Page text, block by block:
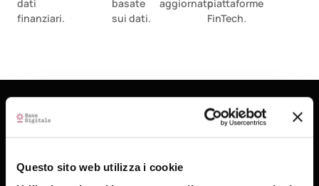
Questo sito web utilizza i cookie
dati
finanziari.
basate
sui dati.
aggiornato.piattaforme
FinTech.
I vantaggi di scegliere
Open-Finance Platform